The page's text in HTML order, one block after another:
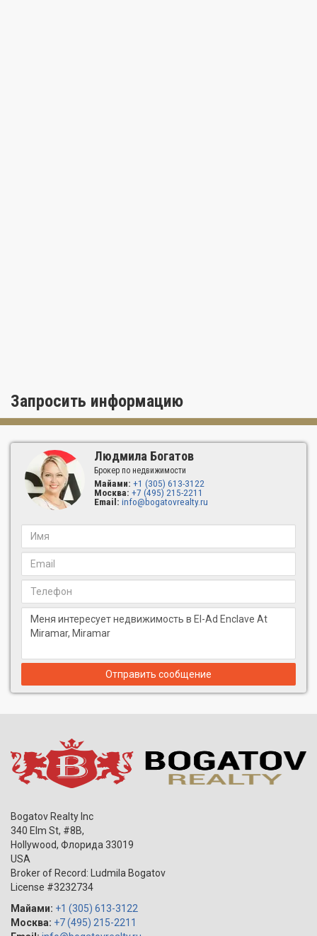
Запросить информацию
Людмила Богатов
Брокер по недвижимости
Майами: +1 (305) 613-3122
Москва: +7 (495) 215-2211
Email: info@bogatovrealty.ru
Отправить сообщение
Bogatov Realty Inc
340 Elm St, #8B,
Hollywood, Флорида 33019
USA
Broker of Record: Ludmila Bogatov
License #3232734
Майами: +1 (305) 613-3122
Москва: +7 (495) 215-2211